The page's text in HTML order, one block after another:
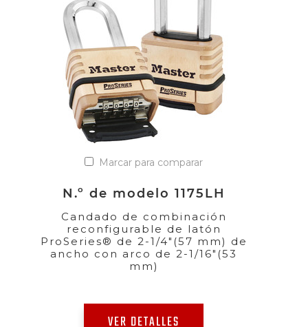
Marcar para comparar
N.º de modelo 1175LH
Candado de combinación
reconfigurable de latón
ProSeries® de 2-1/4"(57 mm) de
ancho con arco de 2-1/16"(53
mm)
VER DETALLES